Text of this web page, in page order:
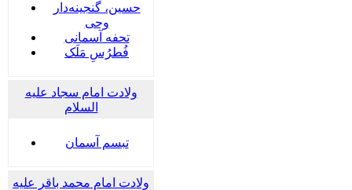
حسین، گنجینه‌دار
وحی
تحفه آسمانی
فُطرُسِ مَلَک
ولادت امام سجاد علیه
السلام
تبسم آسمان
ولادت امام محمد باقر علیه